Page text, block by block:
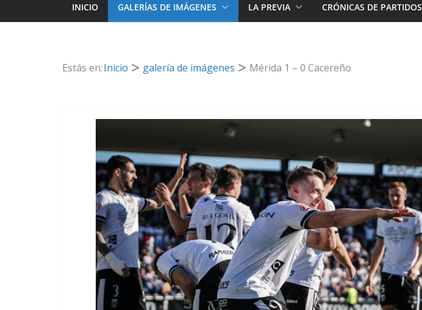
INICIO GALERÍAS DE IMÁGENES LA PREVIA CRÓNICAS DE PARTIDOS
Estás en:Inicio galería de imágenes Mérida 1 – 0 Cacereño